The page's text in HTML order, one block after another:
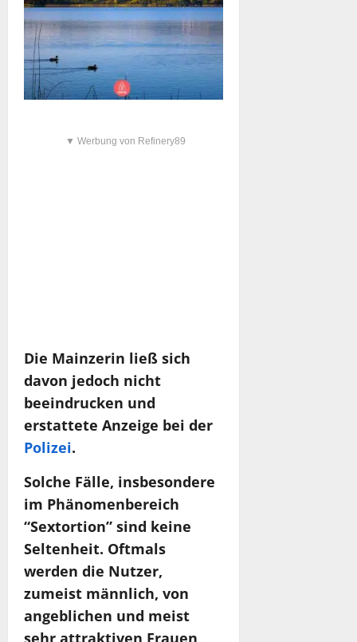
▼ Werbung von Refinery89
Die Mainzerin ließ sich
davon jedoch nicht
beeindrucken und
erstattete Anzeige bei der
Polizei.
Solche Fälle, insbesondere
im Phänomenbereich
“Sextortion” sind keine
Seltenheit. Oftmals
werden die Nutzer,
zumeist männlich, von
angeblichen und meist
sehr attraktiven Frauen,